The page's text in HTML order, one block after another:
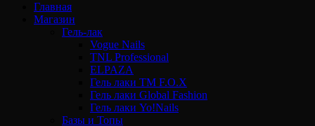
Главная
Магазин
Гель-лак
Vogue Nails
TNL Professional
ELPAZA
Гель лаки ТМ F.O.X
Гель лаки Global Fashion
Гель лаки Yo!Nails
Базы и Топы